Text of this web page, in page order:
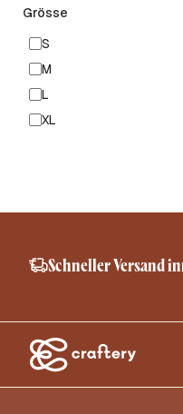
Grösse
S
M
L
XL
Schneller Versand